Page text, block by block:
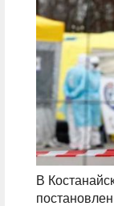
В